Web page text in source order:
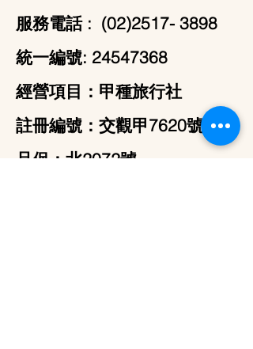
服務電話 : (02)2517- 3898
統一編號: 24547368
經營項目：甲種旅行社
註冊編號：交觀甲7620號
品保：北2072號